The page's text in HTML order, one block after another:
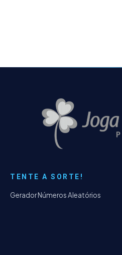
TENTE A SORTE!
Gerador Números Aleatórios